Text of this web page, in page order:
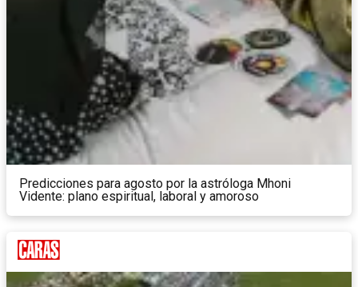
Predicciones para agosto por la astróloga Mhoni
Vidente: plano espiritual, laboral y amoroso